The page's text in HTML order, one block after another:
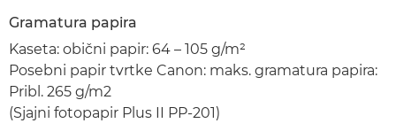
Gramatura papira
Kaseta: obični papir: 64 – 105 g/m²
Posebni papir tvrtke Canon: maks. gramatura papira:
Pribl. 265 g/m2
(Sjajni fotopapir Plus II PP-201)